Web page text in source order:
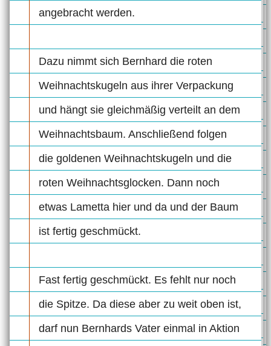
angebracht werden.
Dazu nimmt sich Bernhard die roten
Weihnachtskugeln aus ihrer Verpackung
und hängt sie gleichmäßig verteilt an dem
Weihnachtsbaum. Anschließend folgen
die goldenen Weihnachtskugeln und die
roten Weihnachtsglocken. Dann noch
etwas Lametta hier und da und der Baum
ist fertig geschmückt.
Fast fertig geschmückt. Es fehlt nur noch
die Spitze. Da diese aber zu weit oben ist,
darf nun Bernhards Vater einmal in Aktion